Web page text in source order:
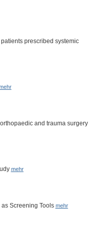
prescribed systemic
and trauma surgery
mehr
Screening Tools mehr